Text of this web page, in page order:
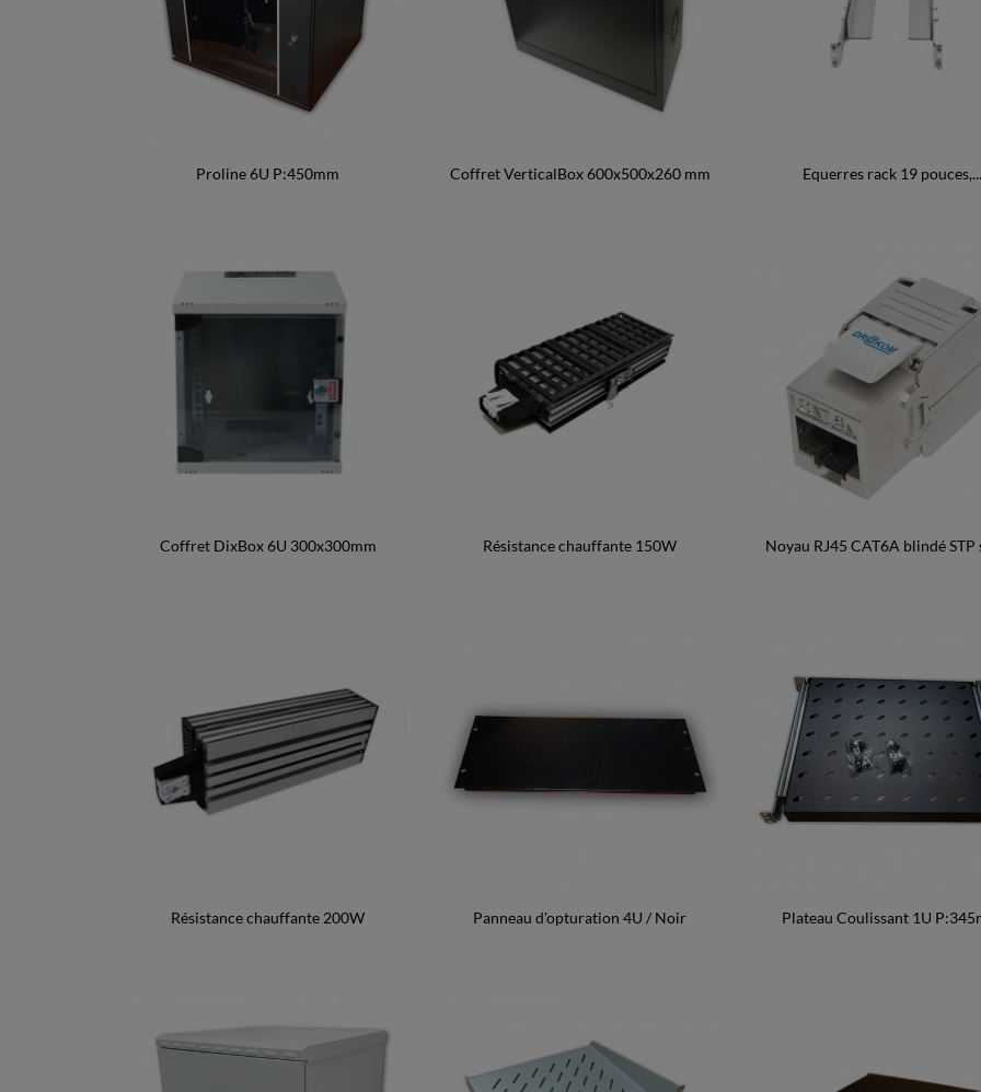
Proline 6U P:450mm Coffret VerticalBox 600x500x260 mm Equerres rack 19 pouces,...
Coffret DixBox 6U 300x300mm Résistance chauffante 150W Noyau RJ45 CAT6A blindé STP
Résistance chauffante 200W Panneau d'opturation 4U / Noir Plateau Coulissant 1U